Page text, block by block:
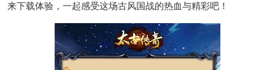
来下载体验，一起感受这场古风国战的热血与精彩吧！